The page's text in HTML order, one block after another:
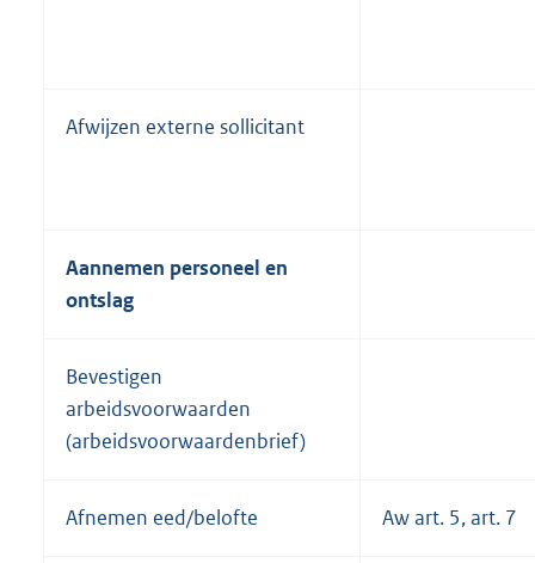
Afwijzen externe sollicitant
Aannemen personeel en
ontslag
Bevestigen
arbeidsvoorwaarden
(arbeidsvoorwaardenbrief)
Afnemen eed/belofte Aw art. 5, art. 7